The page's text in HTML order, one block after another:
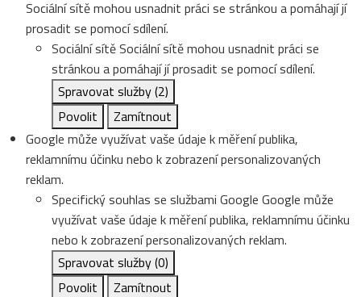
Sociální sítě mohou usnadnit práci se stránkou a pomáhají jí
prosadit se pomocí sdílení.
Sociální sítěSociální sítě mohou usnadnit práci se
stránkou a pomáhají jí prosadit se pomocí sdílení.
Spravovat služby(2)
Povolit
Zamítnout
Google může využívat vaše údaje k měření publika,
reklamnímu účinku nebo k zobrazení personalizovaných
reklam.
Specifický souhlas se službami Google Google může
využívat vaše údaje k měření publika, reklamnímu účinku
nebo k zobrazení personalizovaných reklam.
Spravovat služby(0)
Povolit
Zamítnout